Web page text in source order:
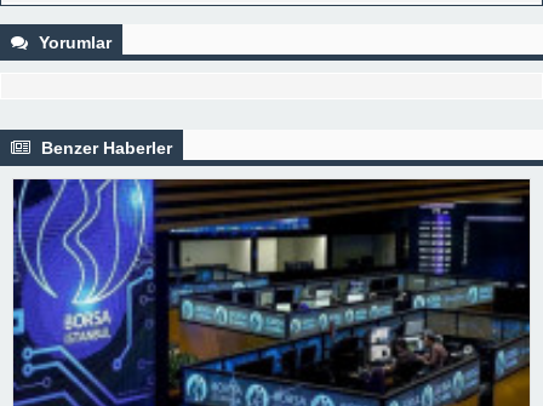
Yorumlar
Benzer Haberler